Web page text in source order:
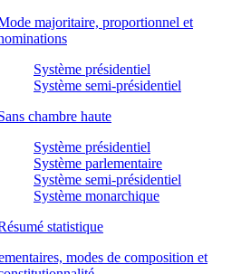
majoritaire, proportionnel et
Système présidentiel
Système semi-présidentiel
chambre haute
Système présidentiel
Système parlementaire
Système semi-présidentiel
Système monarchique
statistique
modes de composition et